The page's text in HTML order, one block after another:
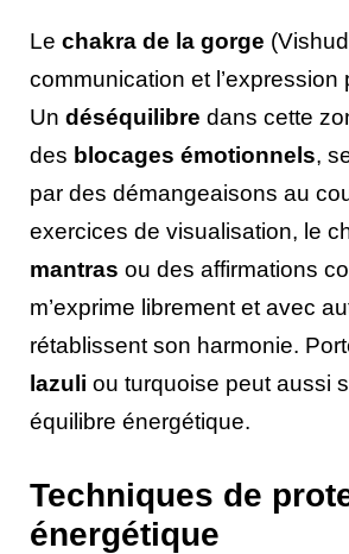
Le chakra de la gorge
communication et l’expression
Un déséquilibre dans cette
des blocages émotionnels,
par des démangeaisons au
exercices de visualisation, le
mantras ou des affirmations
m’exprime librement et avec
rétablissent son harmonie.
lazuli ou turquoise peut aussi
équilibre énergétique.
Techniques de
énergétique